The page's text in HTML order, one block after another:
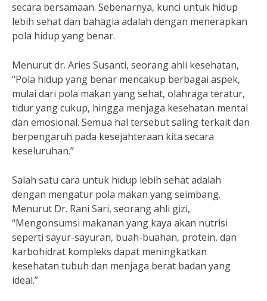
secara bersamaan. Sebenarnya, kunci untuk hidup
lebih sehat dan bahagia adalah dengan menerapkan
pola hidup yang benar.
Menurut dr. Aries Susanti, seorang ahli kesehatan,
“Pola hidup yang benar mencakup berbagai aspek,
mulai dari pola makan yang sehat, olahraga teratur,
tidur yang cukup, hingga menjaga kesehatan mental
dan emosional. Semua hal tersebut saling terkait dan
berpengaruh pada kesejahteraan kita secara
keseluruhan.”
Salah satu cara untuk hidup lebih sehat adalah
dengan mengatur pola makan yang seimbang.
Menurut Dr. Rani Sari, seorang ahli gizi,
“Mengonsumsi makanan yang kaya akan nutrisi
seperti sayur-sayuran, buah-buahan, protein, dan
karbohidrat kompleks dapat meningkatkan
kesehatan tubuh dan menjaga berat badan yang
ideal.”